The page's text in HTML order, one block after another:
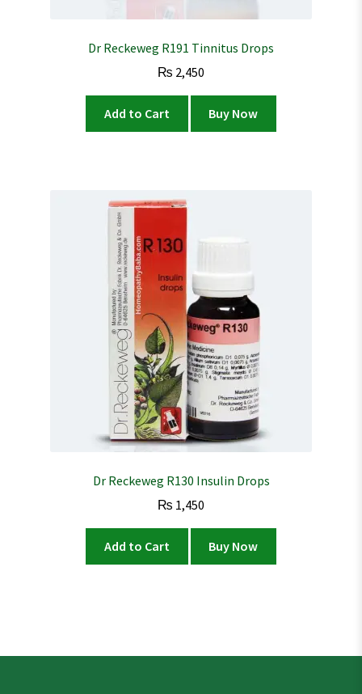
Dr Reckeweg R191 Tinnitus Drops
₨ 2,450
Add to Cart Buy Now
Dr Reckeweg R130 Insulin Drops
₨ 1,450
Add to Cart Buy Now